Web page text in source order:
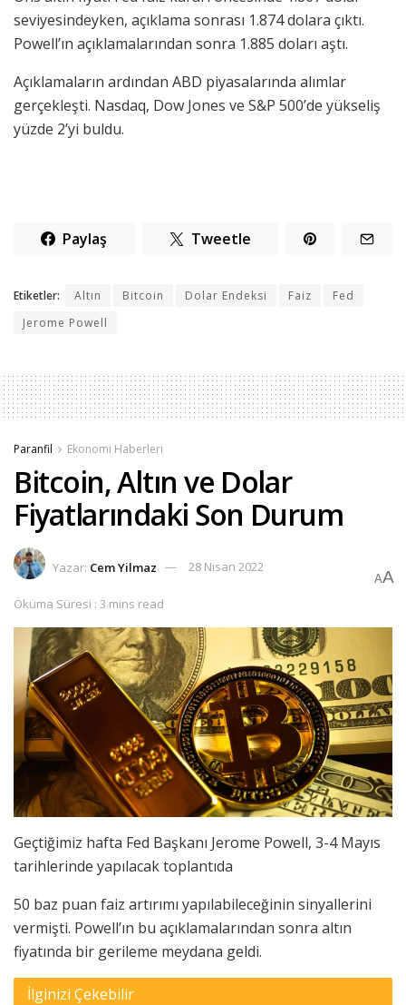
seviyesindeyken, açıklama sonrası 1.874 dolara çıktı.
Powell’ın açıklamalarından sonra 1.885 doları aştı.
Açıklamaların ardından ABD piyasalarında alımlar
gerçekleşti. Nasdaq, Dow Jones ve S&P 500’de yükseliş
yüzde 2’yi buldu.
Paylaş Tweetle
Etiketler: Altın Bitcoin Dolar Endeksi Faiz
Fed
Jerome Powell
Paranfil Ekonomi Haberleri
Bitcoin, Altın ve Dolar
Fiyatlarındaki Son Durum
Yazar: Cem Yilmaz 28 Nisan 2022
Okuma Süresi : 3 mins read
AA
Geçtiğimiz hafta Fed Başkanı Jerome Powell, 3-4 Mayıs
tarihlerinde yapılacak toplantıda
50 baz puan faiz artırımı yapılabileceğinin sinyallerini
vermişti. Powell’ın bu açıklamalarından sonra altın
fiyatında bir gerileme meydana geldi.
İlginizi Çekebilir